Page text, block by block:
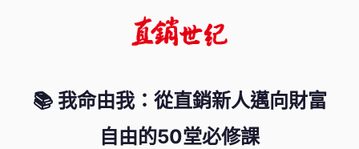
📚 我命由我：從直銷新人邁向財富
自由的50堂必修課